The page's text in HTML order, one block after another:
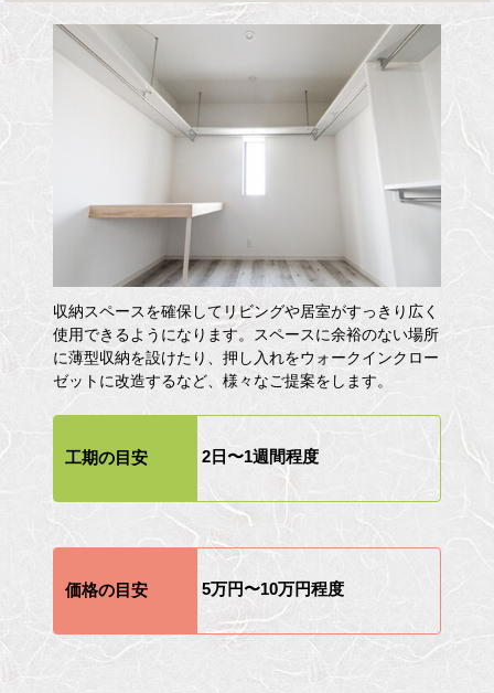
収納スペースを確保してリビングや居室がすっきり広く
使用できるようになります。スペースに余裕のない場所
に薄型収納を設けたり、押し入れをウォークインクロー
ゼットに改造するなど、様々なご提案をします。
工期の目安 2日〜1週間程度
価格の目安 5万円〜10万円程度